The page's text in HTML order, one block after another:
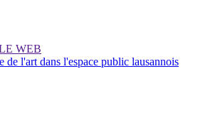
WEB
l'art dans l'espace public lausannois